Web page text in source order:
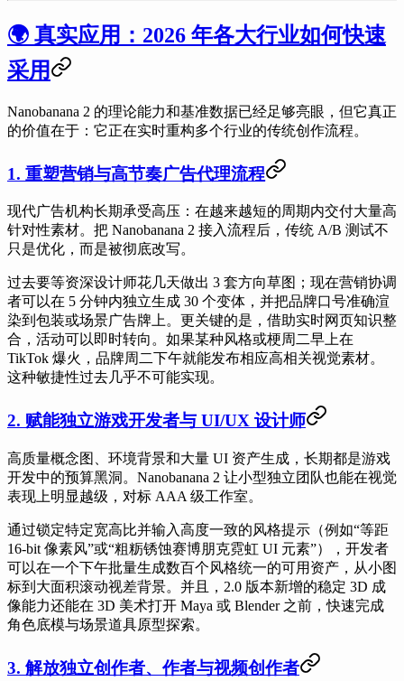
🌍 真实应用：2026 年各大行业如何快速
采用
Nanobanana 2 的理论能力和基准数据已经足够亮眼，但它真正
的价值在于：它正在实时重构多个行业的传统创作流程。
1. 重塑营销与高节奏广告代理流程
现代广告机构长期承受高压：在越来越短的周期内交付大量高
针对性素材。把 Nanobanana 2 接入流程后，传统 A/B 测试不
只是优化，而是被彻底改写。
过去要等资深设计师花几天做出 3 套方向草图；现在营销协调
者可以在 5 分钟内独立生成 30 个变体，并把品牌口号准确渲
染到包装或场景广告牌上。更关键的是，借助实时网页知识整
合，活动可以即时转向。如果某种风格或梗周二早上在
TikTok 爆火，品牌周二下午就能发布相应高相关视觉素材。
这种敏捷性过去几乎不可能实现。
2. 赋能独立游戏开发者与 UI/UX 设计师
高质量概念图、环境背景和大量 UI 资产生成，长期都是游戏
开发中的预算黑洞。Nanobanana 2 让小型独立团队也能在视觉
表现上明显越级，对标 AAA 级工作室。
通过锁定特定宽高比并输入高度一致的风格提示（例如“等距
16-bit 像素风”或“粗粝锈蚀赛博朋克霓虹 UI 元素”），开发者
可以在一个下午批量生成数百个风格统一的可用资产，从小图
标到大面积滚动视差背景。并且，2.0 版本新增的稳定 3D 成
像能力还能在 3D 美术打开 Maya 或 Blender 之前，快速完成
角色底模与场景道具原型探索。
3. 解放独立创作者、作者与视频创作者